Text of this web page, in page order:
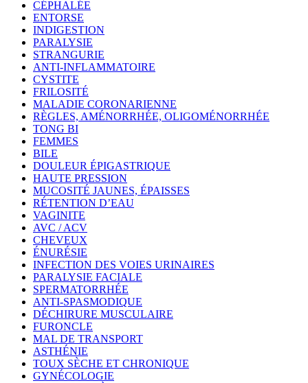
CÉPHALÉE
ENTORSE
INDIGESTION
PARALYSIE
STRANGURIE
ANTI-INFLAMMATOIRE
CYSTITE
FRILOSITÉ
MALADIE CORONARIENNE
RÈGLES, AMÉNORRHÉE, OLIGOMÉNORRHÉE
TONG BI
FEMMES
BILE
DOULEUR ÉPIGASTRIQUE
HAUTE PRESSION
MUCOSITÉ JAUNES, ÉPAISSES
RÉTENTION D’EAU
VAGINITE
AVC / ACV
CHEVEUX
ÉNURÉSIE
INFECTION DES VOIES URINAIRES
PARALYSIE FACIALE
SPERMATORRHÉE
ANTI-SPASMODIQUE
DÉCHIRURE MUSCULAIRE
FURONCLE
MAL DE TRANSPORT
ASTHÉNIE
TOUX SÈCHE ET CHRONIQUE
GYNÉCOLOGIE